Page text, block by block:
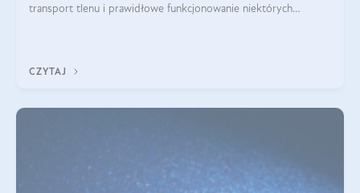
transport tlenu i prawidłowe funkcjonowanie niektórych
CZYTAJ